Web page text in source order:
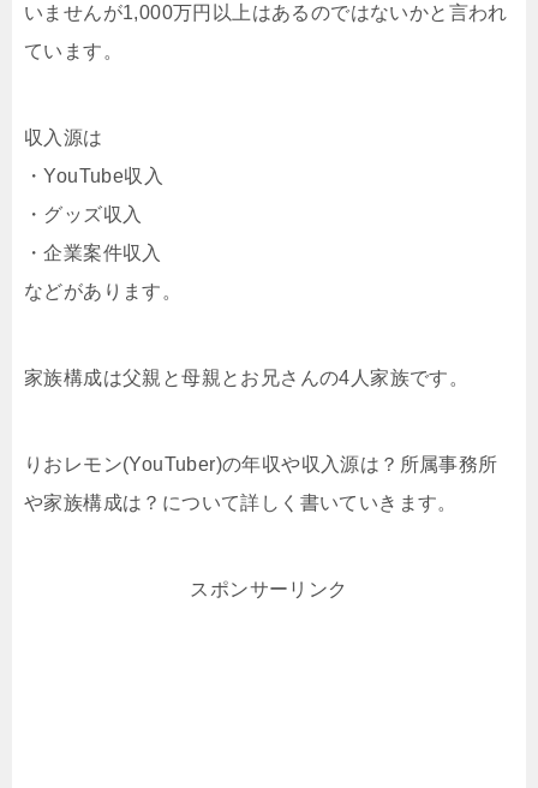
いませんが1,000万円以上はあるのではないかと言われ
ています。
収入源は
・YouTube収入
・グッズ収入
・企業案件収入
などがあります。
家族構成は父親と母親とお兄さんの4人家族です。
りおレモン(YouTuber)の年収や収入源は？所属事務所
や家族構成は？について詳しく書いていきます。
スポンサーリンク